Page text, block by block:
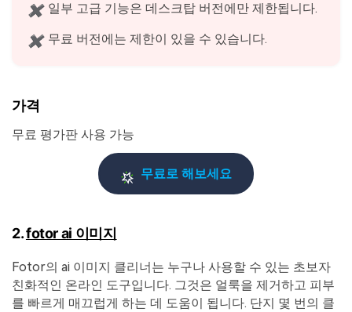
✖ 일부 고급 기능은 데스크탑 버전에만 제한됩니다.
✖ 무료 버전에는 제한이 있을 수 있습니다.
가격
무료 평가판 사용 가능
무료로 해보세요
2.fotor ai 이미지
Fotor의 ai 이미지 클리너는 누구나 사용할 수 있는 초보자
친화적인 온라인 도구입니다. 그것은 얼룩을 제거하고 피부
를 빠르게 매끄럽게 하는 데 도움이 됩니다. 단지 몇 번의 클